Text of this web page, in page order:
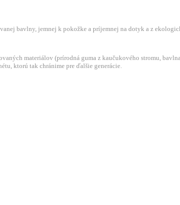
bavlny, jemnej k pokožke a príjemnej na dotyk a z
materiálov (prírodná guma z kaučukového stromu,
ktorú tak chránime pre ďalšie generácie.